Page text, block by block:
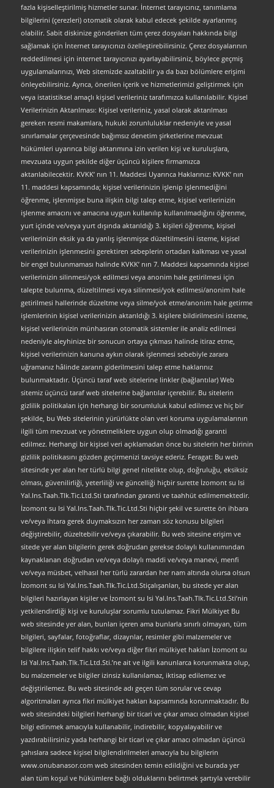
fazla kişiselleştirilmiş hizmetler sunar. İnternet tarayıcınız, tanımlama
bilgilerini (çerezleri) otomatik olarak kabul edecek şekilde ayarlanmış
olabilir. Sabit diskinize gönderilen tüm çerez dosyaları hakkında bilgi
sağlamak için İnternet tarayıcınızı özelleştirebilirsiniz. Çerez dosyalarının
reddedilmesi için internet tarayıcınızı ayarlayabilirsiniz, böylece geçmiş
uygulamalarınızı, Web sitemizde azaltabilir ya da bazı bölümlere erişimi
önleyebilirsiniz. Ayrıca, önerilen içerik ve hizmetlerimizi geliştirmek için
veya istatistiksel amaçlı kişisel verileriniz tarafımızca kullanılabilir. Kişisel
Verilerinizin Aktarılması: Kişisel verileriniz, yasal olarak aktarılması
gereken resmi makamlara, hukuki zorunluluklar nedeniyle ve yasal
sınırlamalar çerçevesinde bağımsız denetim şirketlerine mevzuat
hükümleri uyarınca bilgi aktarımına izin verilen kişi ve kuruluşlara,
mevzuata uygun şekilde diğer üçüncü kişilere firmamızca
aktarılabilecektir. KVKK’ nın 11. Maddesi Uyarınca Haklarınız: KVKK’ nın
11. maddesi kapsamında; kişisel verilerinizin işlenip işlenmediğini
öğrenme, işlenmişse buna ilişkin bilgi talep etme, kişisel verilerinizin
işlenme amacını ve amacına uygun kullanılıp kullanılmadığını öğrenme,
yurt içinde ve/veya yurt dışında aktarıldığı 3. kişileri öğrenme, kişisel
verilerinizin eksik ya da yanlış işlenmişse düzeltilmesini isteme, kişisel
verilerinizin işlenmesini gerektiren sebeplerin ortadan kalkması ve yasal
bir engel bulunmaması halinde KVKK’ nın 7. Maddesi kapsamında kişisel
verilerinizin silinmesi/yok edilmesi veya anonim hale getirilmesi için
talepte bulunma, düzeltilmesi veya silinmesi/yok edilmesi/anonim hale
getirilmesi hallerinde düzeltme veya silme/yok etme/anonim hale getirme
işlemlerinin kişisel verilerinizin aktarıldığı 3. kişilere bildirilmesini isteme,
kişisel verilerinizin münhasıran otomatik sistemler ile analiz edilmesi
nedeniyle aleyhinize bir sonucun ortaya çıkması halinde itiraz etme,
kişisel verilerinizin kanuna aykırı olarak işlenmesi sebebiyle zarara
uğramanız hâlinde zararın giderilmesini talep etme haklarınız
bulunmaktadır. Üçüncü taraf web sitelerine linkler (bağlantılar) Web
sitemiz üçüncü taraf web sitelerine bağlantılar içerebilir. Bu sitelerin
gizlilik politikaları için herhangi bir sorumluluk kabul edilmez ve hiç bir
şekilde, bu Web sitelerinin yürürlükte olan veri koruma uygulamalarının
ilgili tüm mevzuat ve yönetmeliklere uygun olup olmadığı garanti
edilmez. Herhangi bir kişisel veri açıklamadan önce bu sitelerin her birinin
gizlilik politikasını gözden geçirmenizi tavsiye ederiz. Feragat: Bu web
sitesinde yer alan her türlü bilgi genel nitelikte olup, doğruluğu, eksiksiz
olması, güvenilirliği, yeterliliği ve güncelliği hiçbir surette İzomont su Isi
Yal.Ins.Taah.Tlk.Tic.Ltd.Sti tarafından garanti ve taahhüt edilmemektedir.
İzomont su Isi Yal.Ins.Taah.Tlk.Tic.Ltd.Sti hiçbir şekil ve surette ön ihbara
ve/veya ihtara gerek duymaksızın her zaman söz konusu bilgileri
değiştirebilir, düzeltebilir ve/veya çıkarabilir. Bu web sitesine erişim ve
sitede yer alan bilgilerin gerek doğrudan gerekse dolaylı kullanımından
kaynaklanan doğrudan ve/veya dolaylı maddi ve/veya manevi, menfi
ve/veya müsbet, velhasıl her türlü zarardan her nam altında olursa olsun
İzomont su Isi Yal.Ins.Taah.Tlk.Tic.Ltd.Stiçalışanları, bu sitede yer alan
bilgileri hazırlayan kişiler ve İzomont su Isi Yal.Ins.Taah.Tlk.Tic.Ltd.Sti’nin
yetkilendirdiği kişi ve kuruluşlar sorumlu tutulamaz. Fikri Mülkiyet Bu
web sitesinde yer alan, bunları içeren ama bunlarla sınırlı olmayan, tüm
bilgileri, sayfalar, fotoğraflar, dizaynlar, resimler gibi malzemeler ve
bilgilere ilişkin telif hakkı ve/veya diğer fikri mülkiyet hakları İzomont su
Isi Yal.Ins.Taah.Tlk.Tic.Ltd.Sti.’ne ait ve ilgili kanunlarca korunmakta olup,
bu malzemeler ve bilgiler izinsiz kullanılamaz, iktisap edilemez ve
değiştirilemez. Bu web sitesinde adı geçen tüm sorular ve cevap
algoritmaları ayrıca fikri mülkiyet hakları kapsamında korunmaktadır. Bu
web sitesindeki bilgileri herhangi bir ticari ve çıkar amacı olmadan kişisel
bilgi edinmek amacıyla kullanabilir, indirebilir, kopyalayabilir ve
yazdırabilirsiniz yada herhangi bir ticari ve çıkar amacı olmadan üçüncü
şahıslara sadece kişisel bilgilendirilmeleri amacıyla bu bilgilerin
www.onubanasor.com web sitesinden temin edildiğini ve burada yer
alan tüm koşul ve hükümlere bağlı olduklarını belirtmek şartıyla verebilir